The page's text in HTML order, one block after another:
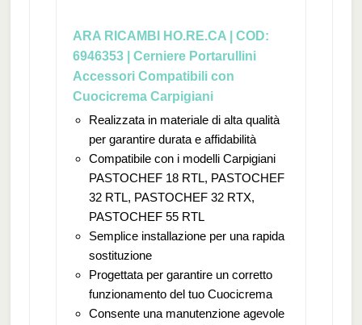
ARA RICAMBI HO.RE.CA | COD:
6946353 | Cerniere Portarullini
Accessori Compatibili con
Cuocicrema Carpigiani
Realizzata in materiale di alta qualità
per garantire durata e affidabilità
Compatibile con i modelli Carpigiani
PASTOCHEF 18 RTL, PASTOCHEF
32 RTL, PASTOCHEF 32 RTX,
PASTOCHEF 55 RTL
Semplice installazione per una rapida
sostituzione
Progettata per garantire un corretto
funzionamento del tuo Cuocicrema
Consente una manutenzione agevole